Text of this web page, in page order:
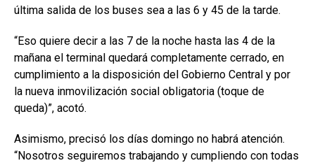
última salida de los buses sea a las 6 y 45 de la tarde.
“Eso quiere decir a las 7 de la noche hasta las 4 de la
mañana el terminal quedará completamente cerrado, en
cumplimiento a la disposición del Gobierno Central y por
la nueva inmovilización social obligatoria (toque de
queda)”, acotó.
Asimismo, precisó los días domingo no habrá atención.
“Nosotros seguiremos trabajando y cumpliendo con todas